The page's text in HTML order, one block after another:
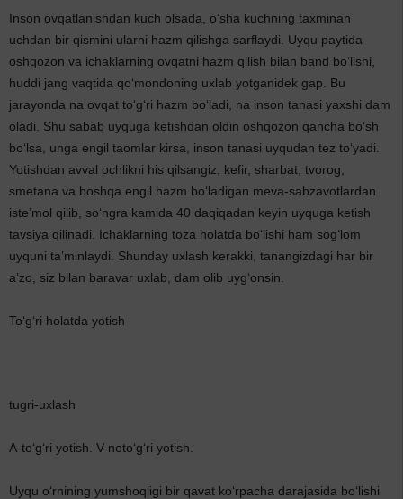
Inson ovqatlanishdan kuch olsada, o‘sha kuchning taxminan
uchdan bir qismini ularni hazm qilishga sarflaydi. Uyqu paytida
oshqozon va ichaklarning ovqatni hazm qilish bilan band bo‘lishi,
huddi jang vaqtida qo‘mondoning uxlab yotganidek gap. Bu
jarayonda na ovqat to‘g‘ri hazm bo‘ladi, na inson tanasi yaxshi dam
oladi. Shu sabab uyquga ketishdan oldin oshqozon qancha bo‘sh
bo‘lsa, unga engil taomlar kirsa, inson tanasi uyqudan tez to‘yadi.
Yotishdan avval ochlikni his qilsangiz, kefir, sharbat, tvorog,
smetana va boshqa engil hazm bo‘ladigan meva-sabzavotlardan
iste’mol qilib, so‘ngra kamida 40 daqiqadan keyin uyquga ketish
tavsiya qilinadi. Ichaklarning toza holatda bo‘lishi ham sog‘lom
uyquni ta’minlaydi. Shunday uxlash kerakki, tanangizdagi har bir
a’zo, siz bilan baravar uxlab, dam olib uyg‘onsin.
To‘g‘ri holatda yotish
tugri-uxlash
A-to‘g‘ri yotish. V-noto‘g‘ri yotish.
Uyqu o‘rnining yumshoqligi bir qavat ko‘rpacha darajasida bo‘lishi